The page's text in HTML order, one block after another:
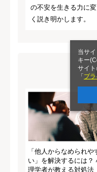
当サ
キー
サイト
「 プ
の不安を生きる力に
く説き明かします。
「他人からなめられや
い」を解決するには？
理学者が教える対処法